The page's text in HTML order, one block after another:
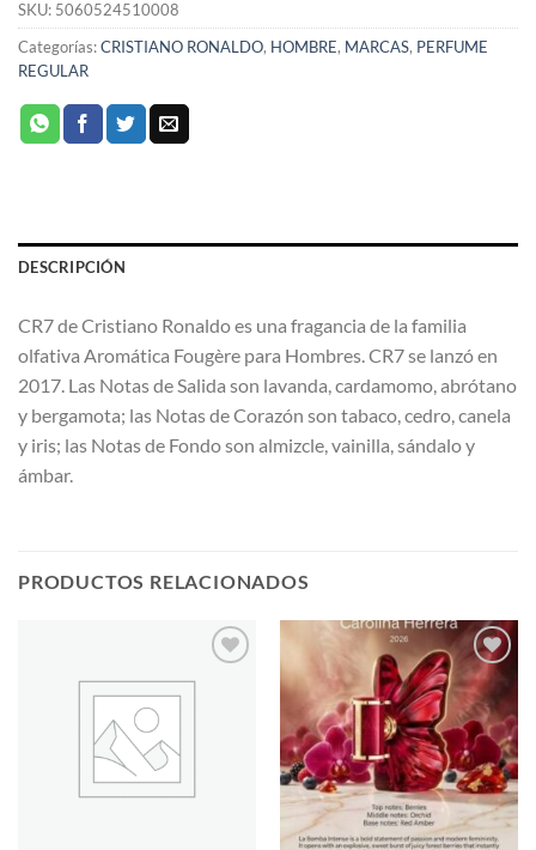
SKU: 5060524510008
Categorías:CRISTIANO RONALDO, HOMBRE, MARCAS, PERFUME
REGULAR
DESCRIPCIÓN
CR7 de Cristiano Ronaldo es una fragancia de la familia
olfativa Aromática Fougère para Hombres. CR7 se lanzó en
2017. Las Notas de Salida son lavanda, cardamomo, abrótano
y bergamota; las Notas de Corazón son tabaco, cedro, canela
y iris; las Notas de Fondo son almizcle, vainilla, sándalo y
ámbar.
PRODUCTOS RELACIONADOS
AÑADIR
AÑADIR
A LA
LISTA
DE
DESEOS